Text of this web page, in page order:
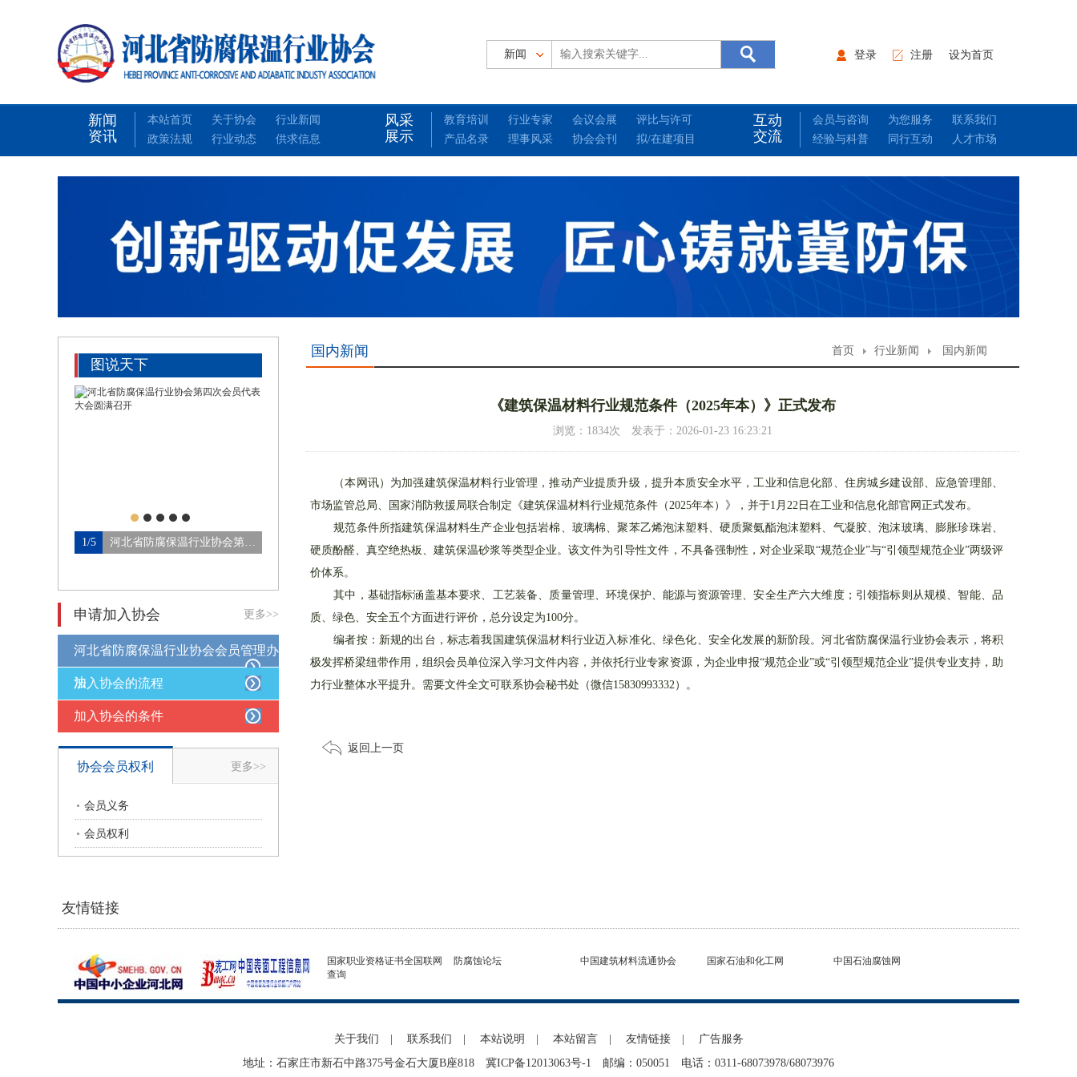
登录 注册 设为首页
新闻
资讯
本站首页 关于协会
行业新闻
政策法规
行业动态 供求信息
风采
展示
教育培训 行业专家 会议会展
评比与许可
产品名录
理事风采 协会会刊 拟/在建项目
互动
交流
会员与咨询 为您服务
联系我们
经验与科普
同行互动 人才市场
图说天下
河北省防腐保温行业协会第四… 2/5 2015年省协会年会及第三次会… 3/5 论坛会场 4/5 向张炳烛教授颁发聘书 5/5 侯教授做报告
申请加入协会 更多>>
河北省防腐保温行业协会会员管理办
法
加入协会的流程
加入协会的条件
协会会员权利 更多>>
会员义务
会员权利
国内新闻 首页 行业新闻 国内新闻
《建筑保温材料行业规范条件（2025年本）》正式发布
浏览：1834次 发表于：2026-01-23 16:23:21
（本网讯）为加强建筑保温材料行业管理，推动产业提质升级，提升本质安全水平，工业和信息化部、住房城乡建设部、应急管理部、
市场监管总局、国家消防救援局联合制定《建筑保温材料行业规范条件（2025年本）》，并于1月22日在工业和信息化部官网正式发布。
规范条件所指建筑保温材料生产企业包括岩棉、玻璃棉、聚苯乙烯泡沫塑料、硬质聚氨酯泡沫塑料、气凝胶、泡沫玻璃、膨胀珍珠岩、
硬质酚醛、真空绝热板、建筑保温砂浆等类型企业。该文件为引导性文件，不具备强制性，对企业采取“规范企业”与“引领型规范企业”两级评
价体系。
其中，基础指标涵盖基本要求、工艺装备、质量管理、环境保护、能源与资源管理、安全生产六大维度；引领指标则从规模、智能、品
质、绿色、安全五个方面进行评价，总分设定为100分。
编者按：新规的出台，标志着我国建筑保温材料行业迈入标准化、绿色化、安全化发展的新阶段。河北省防腐保温行业协会表示，将积
极发挥桥梁纽带作用，组织会员单位深入学习文件内容，并依托行业专家资源，为企业申报“规范企业”或“引领型规范企业”提供专业支持，助
力行业整体水平提升。需要文件全文可联系协会秘书处（微信15830993332）。
返回上一页
友情链接
国家职业资格证书全国联网
查询
防腐蚀论坛 中国建筑材料流通协会 国家石油和化工网 中国石油腐蚀网
关于我们 联系我们 本站说明 本站留言 友情链接
广告服务
地址：石家庄市新石中路375号金石大厦B座818 冀ICP备12013063号-1 邮编：050051 电话：0311-68073978/68073976